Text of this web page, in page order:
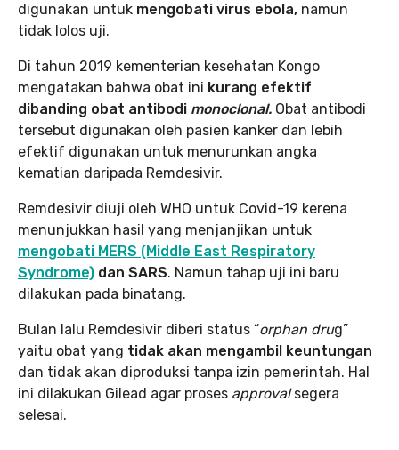
digunakan untuk mengobati virus ebola, namun
tidak lolos uji.
Di tahun 2019 kementerian kesehatan Kongo
mengatakan bahwa obat ini kurang efektif
dibanding obat antibodi monoclonal. Obat antibodi
tersebut digunakan oleh pasien kanker dan lebih
efektif digunakan untuk menurunkan angka
kematian daripada Remdesivir.
Remdesivir diuji oleh WHO untuk Covid-19 kerena
menunjukkan hasil yang menjanjikan untuk
mengobati MERS (Middle East Respiratory
Syndrome) dan SARS. Namun tahap uji ini baru
dilakukan pada binatang.
Bulan lalu Remdesivir diberi status “orphan drug”
yaitu obat yang tidak akan mengambil keuntungan
dan tidak akan diproduksi tanpa izin pemerintah. Hal
ini dilakukan Gilead agar proses approvalsegera
selesai.